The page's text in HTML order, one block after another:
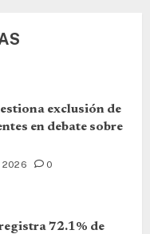
exclusión de
en debate sobre
2026 0
72.1% de